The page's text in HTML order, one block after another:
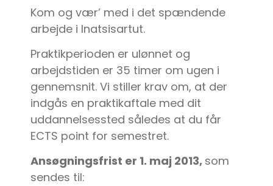
Kom og vær’ med i det spændende
arbejde i Inatsisartut.
Praktikperioden er ulønnet og
arbejdstiden er 35 timer om ugen i
gennemsnit. Vi stiller krav om, at der
indgås en praktikaftale med dit
uddannelsessted således at du får
ECTS point for semestret.
Ansøgningsfrist er 1. maj 2013, som
sendes til: